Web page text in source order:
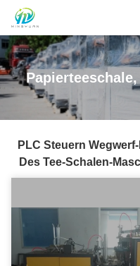
PLC Steuern
Des Tee-Schalen-